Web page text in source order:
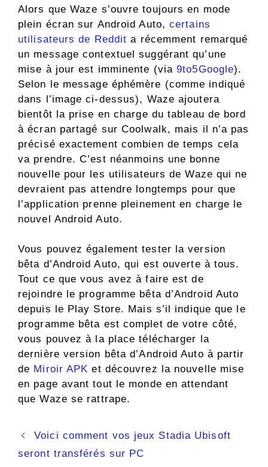
Alors que Waze s’ouvre toujours en mode
plein écran sur Android Auto,certains
utilisateurs de Reddit a récemment remarqué
un message contextuel suggérant qu’une
mise à jour est imminente (via9to5Google).
Selon le message éphémère (comme indiqué
dans l’image ci-dessus), Waze ajoutera
bientôt la prise en charge du tableau de bord
à écran partagé sur Coolwalk, mais il n’a pas
précisé exactement combien de temps cela
va prendre. C’est néanmoins une bonne
nouvelle pour les utilisateurs de Waze qui ne
devraient pas attendre longtemps pour que
l’application prenne pleinement en charge le
nouvel Android Auto.
Vous pouvez également tester la version
bêta d’Android Auto, qui est ouverte à tous.
Tout ce que vous avez à faire est de
rejoindre le programme bêta d’Android Auto
depuis le Play Store. Mais s’il indique que le
programme bêta est complet de votre côté,
vous pouvez à la place télécharger la
dernière version bêta d’Android Auto à partir
de Miroir APK et découvrez la nouvelle mise
en page avant tout le monde en attendant
que Waze se rattrape.
Navigation
des
Voici comment vos jeux Stadia Ubisoft
seront transférés sur PC